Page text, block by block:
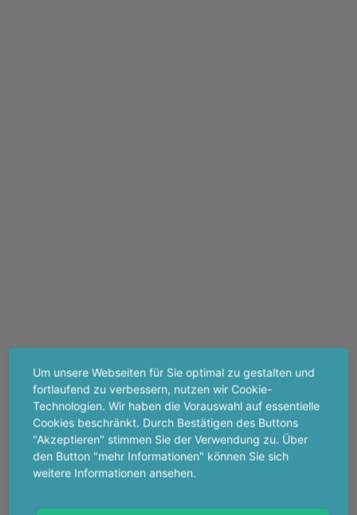
Um unsere Webseiten für Sie optimal zu gestalten und
fortlaufend zu verbessern, nutzen wir Cookie-
Technologien. Wir haben die Vorauswahl auf essentielle
Cookies beschränkt. Durch Bestätigen des Buttons
"Akzeptieren" stimmen Sie der Verwendung zu. Über
den Button "mehr Informationen" können Sie sich
weitere Informationen ansehen.